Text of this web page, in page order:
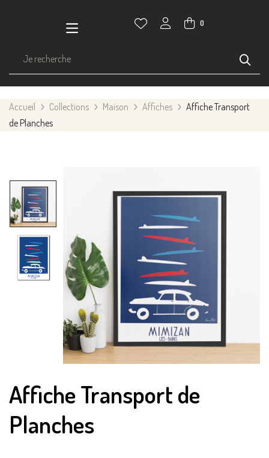
0
Accueil Collections Maison Affiches
Affiche Transport
de Planches
Affiche Transport de
Planches